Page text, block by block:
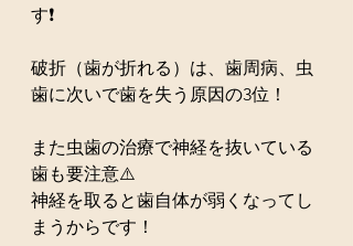
す❗️
破折（歯が折れる）は、歯周病、虫
歯に次いで歯を失う原因の3位！
また虫歯の治療で神経を抜いている
歯も要注意⚠️
神経を取ると歯自体が弱くなってし
まうからです！